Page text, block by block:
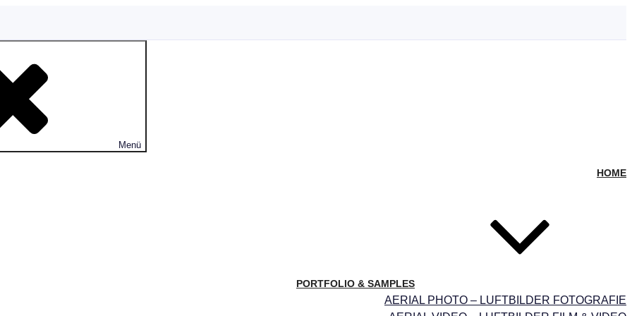
Menü
HOME
PORTFOLIO & SAMPLES
AERIAL PHOTO – LUFTBILDER FOTOGRAFIE